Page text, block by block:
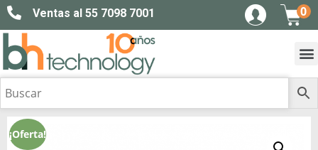
Ventas al 55 7098 7001 0
¡Oferta!